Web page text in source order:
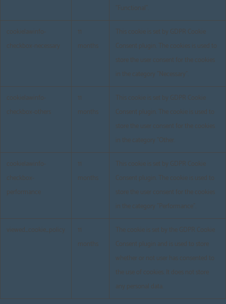
"Functional".
cookielawinfo-
checkbox-necessary
11
months
This cookie is set by GDPR Cookie
Consent plugin. The cookies is used to
store the user consent for the cookies
in the category "Necessary".
cookielawinfo-
checkbox-others
11
months
This cookie is set by GDPR Cookie
Consent plugin. The cookie is used to
store the user consent for the cookies
in the category "Other.
cookielawinfo-
checkbox-
performance
11
months
This cookie is set by GDPR Cookie
Consent plugin. The cookie is used to
store the user consent for the cookies
in the category "Performance".
viewed_cookie_policy
11
months
The cookie is set by the GDPR Cookie
Consent plugin and is used to store
whether or not user has consented to
the use of cookies. It does not store
any personal data.